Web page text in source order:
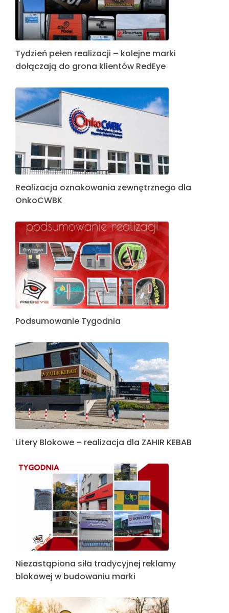
FAQ
Wielki format dla Auchan – kolejna realizacja
RedEye
Tydzień pełen realizacji – kolejne marki
dołączają do grona klientów RedEye
Realizacja oznakowania zewnętrznego dla
OnkoCWBK
Podsumowanie Tygodnia